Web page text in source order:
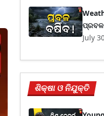
ପ୍ରବଳ
July
ଶିକ୍ଷା ଓ ନିଯୁକ୍ତି